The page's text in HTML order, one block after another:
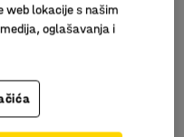
web lokacije s našim
oglašavanja i